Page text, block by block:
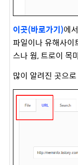
이곳(바로가기)에
파일이나 유해사
스나 웜, 트로이 목
많이 알려진 곳으